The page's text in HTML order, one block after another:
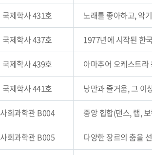
국제학사 431호 노래를 좋아하고, 악
국제학사 437호 1977년에 시작된 한
국제학사 439호 아마추어 오케스트라
국제학사 441호 낭만과 즐거움, 그 이
사회과학관 B004 중앙 힙합(댄스, 랩,
사회과학관 B005 다양한 장르의 춤을